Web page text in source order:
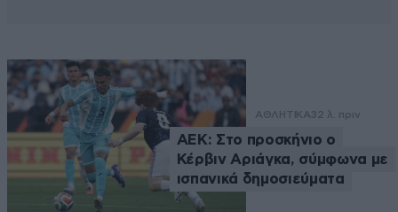
ΑΘΛΗΤΙΚΑ32 λ. πριν
ΑΕΚ: Στο προσκήνιο ο
Κέρβιν Αριάγκα, σύμφωνα με
ισπανικά δημοσιεύματα